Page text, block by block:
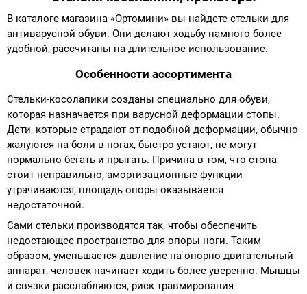
В каталоге магазина «Ортомини» вы найдете стельки для
антиварусной обуви. Они делают ходьбу намного более
удобной, рассчитаны на длительное использование.
Особенности ассортимента
Стельки-косолапики созданы специально для обуви,
которая назначается при варусной деформации стопы.
Дети, которые страдают от подобной деформации, обычно
жалуются на боли в ногах, быстро устают, не могут
нормально бегать и прыгать. Причина в том, что стопа
стоит неправильно, амортизационные функции
утрачиваются, площадь опоры оказывается
недостаточной.
Сами стельки производятся так, чтобы обеспечить
недостающее пространство для опоры ноги. Таким
образом, уменьшается давление на опорно-двигательный
аппарат, человек начинает ходить более уверенно. Мышцы
и связки расслабляются, риск травмирования
Аппараты на суставы
Противопролежневые матрасы, подушки
ОПОРЫ, ВЕРТИКАЛИЗАТОРЫ, Оборудование
для ЛФК
Одежда ортопедическая (адаптивная) для
Индивидуальное изготовление